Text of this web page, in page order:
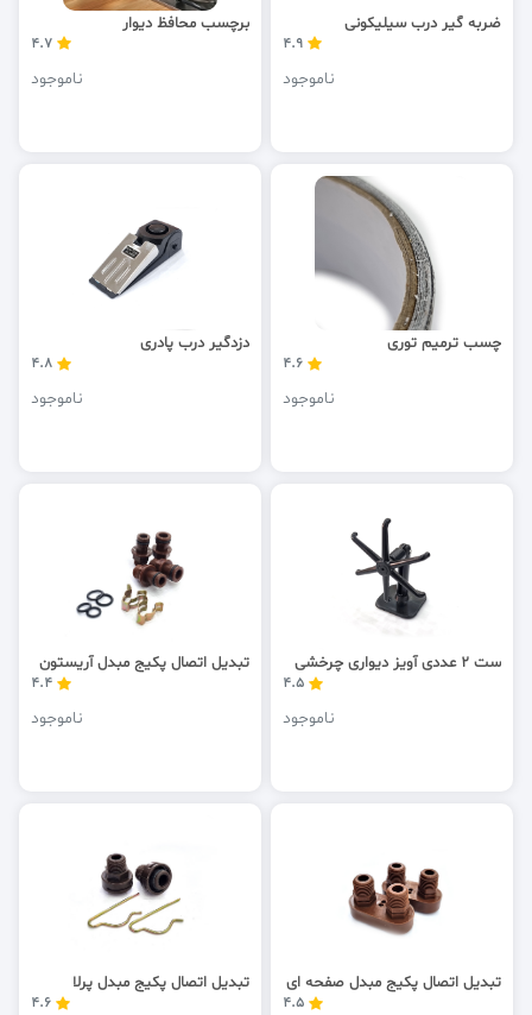
ضربه گیر درب سیلیکونی
4.9
ناموجود
برچسب محافظ دیوار
4.7
ناموجود
چسب ترمیم توری
4.6
ناموجود
دزدگیر درب پادری
4.8
ناموجود
ست 2 عددی آویز دیواری چرخشی
4.5
ناموجود
تبدیل اتصال پکیج مبدل آریستون
4.4
ناموجود
تبدیل اتصال پکیج مبدل صفحه ای
4.5
تبدیل اتصال پکیج مبدل پرلا
4.6